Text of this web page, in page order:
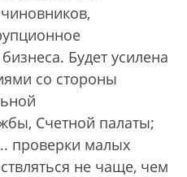
Будет усилена
со стороны
Счетной палаты;
проверки малых
не чаще, чем